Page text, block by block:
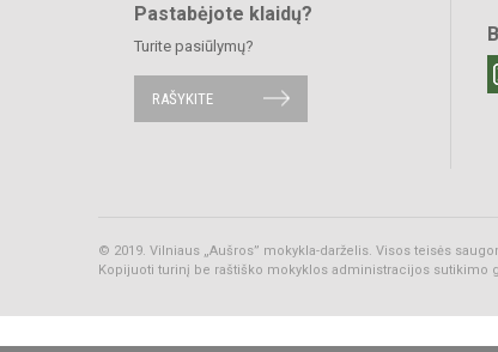
Pastabėjote klaidų?
Turite pasiūlymų?
RAŠYKITE
© 2019. Vilniaus „Aušros” mokykla-darželis. Visos teisės
Kopijuoti turinį be raštiško mokyklos administracijos sutikimo